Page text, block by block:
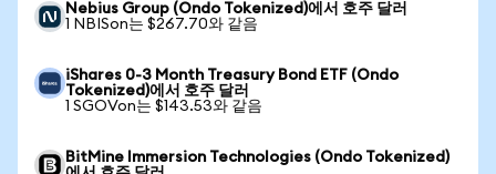
Nebius Group (Ondo Tokenized)에서 호주 달러
1 NBISon는 $267.70와 같음
iShares 0-3 Month Treasury Bond ETF (Ondo
Tokenized)에서 호주 달러
1 SGOVon는 $143.53와 같음
BitMine Immersion Technologies (Ondo Tokenized)